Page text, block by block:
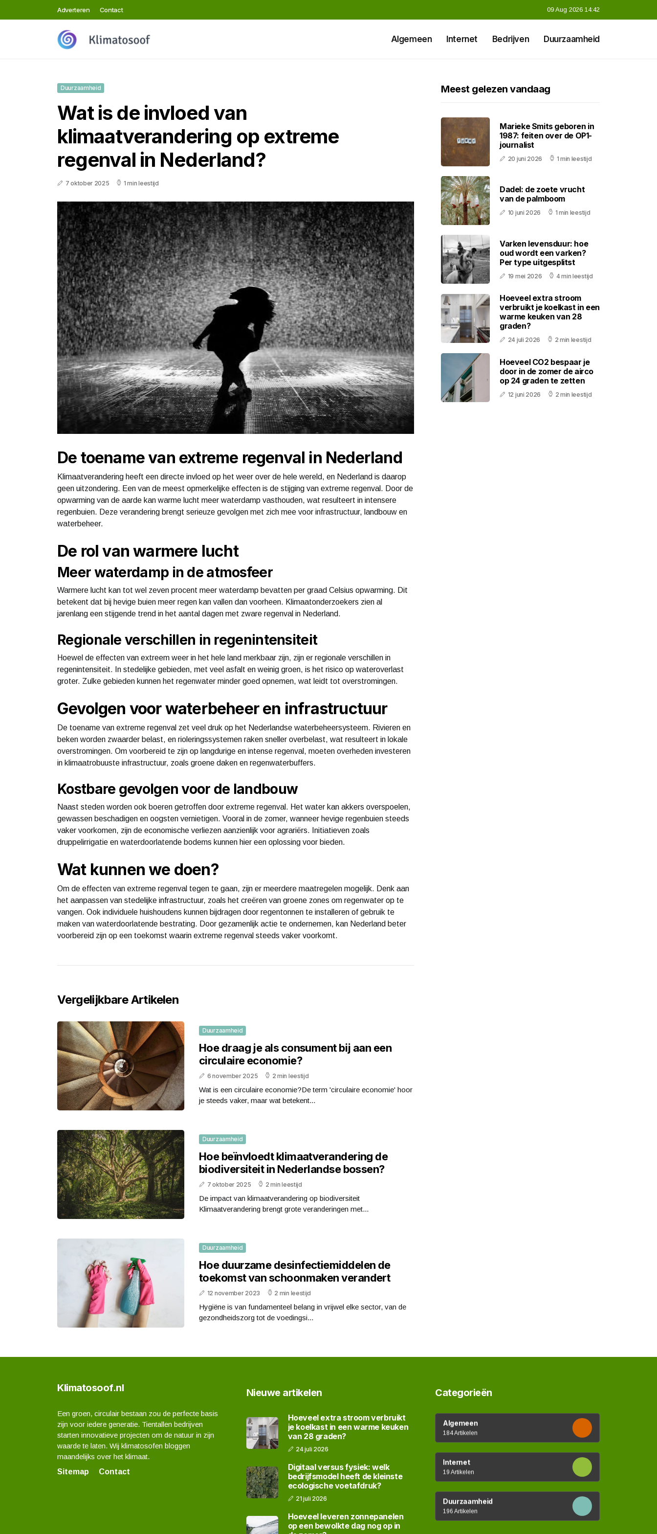
Adverteren Contact 09 Aug 2026 14:42
Algemeen Internet Bedrijven Duurzaamheid
Duurzaamheid
Wat is de invloed van
klimaatverandering op extreme
regenval in Nederland?
7 oktober 2025 1 min leestijd
De toename van extreme regenval in Nederland
Klimaatverandering heeft een directe invloed op het weer over de hele wereld, en Nederland is daarop
geen uitzondering. Een van de meest opmerkelijke effecten is de stijging van extreme regenval. Door de
opwarming van de aarde kan warme lucht meer waterdamp vasthouden, wat resulteert in intensere
regenbuien. Deze verandering brengt serieuze gevolgen met zich mee voor infrastructuur, landbouw en
waterbeheer.
De rol van warmere lucht
Meer waterdamp in de atmosfeer
Warmere lucht kan tot wel zeven procent meer waterdamp bevatten per graad Celsius opwarming. Dit
betekent dat bij hevige buien meer regen kan vallen dan voorheen. Klimaatonderzoekers zien al
jarenlang een stijgende trend in het aantal dagen met zware regenval in Nederland.
Regionale verschillen in regenintensiteit
Hoewel de effecten van extreem weer in het hele land merkbaar zijn, zijn er regionale verschillen in
regenintensiteit. In stedelijke gebieden, met veel asfalt en weinig groen, is het risico op wateroverlast
groter. Zulke gebieden kunnen het regenwater minder goed opnemen, wat leidt tot overstromingen.
Gevolgen voor waterbeheer en infrastructuur
De toename van extreme regenval zet veel druk op het Nederlandse waterbeheersysteem. Rivieren en
beken worden zwaarder belast, en rioleringssystemen raken sneller overbelast, wat resulteert in lokale
overstromingen. Om voorbereid te zijn op langdurige en intense regenval, moeten overheden investeren
in klimaatrobuuste infrastructuur, zoals groene daken en regenwaterbuffers.
Kostbare gevolgen voor de landbouw
Naast steden worden ook boeren getroffen door extreme regenval. Het water kan akkers overspoelen,
gewassen beschadigen en oogsten vernietigen. Vooral in de zomer, wanneer hevige regenbuien steeds
vaker voorkomen, zijn de economische verliezen aanzienlijk voor agrariërs. Initiatieven zoals
druppelirrigatie en waterdoorlatende bodems kunnen hier een oplossing voor bieden.
Wat kunnen we doen?
Om de effecten van extreme regenval tegen te gaan, zijn er meerdere maatregelen mogelijk. Denk aan
het aanpassen van stedelijke infrastructuur, zoals het creëren van groene zones om regenwater op te
vangen. Ook individuele huishoudens kunnen bijdragen door regentonnen te installeren of gebruik te
maken van waterdoorlatende bestrating. Door gezamenlijk actie te ondernemen, kan Nederland beter
voorbereid zijn op een toekomst waarin extreme regenval steeds vaker voorkomt.
Vergelijkbare Artikelen
Duurzaamheid
Hoe draag je als consument bij aan een
circulaire economie?
6 november 2025 2 min leestijd
Wat is een circulaire economie?De term 'circulaire economie' hoor
je steeds vaker, maar wat betekent...
Duurzaamheid
Hoe beïnvloedt klimaatverandering de
biodiversiteit in Nederlandse bossen?
7 oktober 2025 2 min leestijd
De impact van klimaatverandering op biodiversiteit
Klimaatverandering brengt grote veranderingen met...
Duurzaamheid
Hoe duurzame desinfectiemiddelen de
toekomst van schoonmaken verandert
12 november 2023 2 min leestijd
Hygiëne is van fundamenteel belang in vrijwel elke sector, van de
gezondheidszorg tot de voedingsi...
Meest gelezen vandaag
Marieke Smits geboren in
1987: feiten over de OP1-
journalist
20 juni 2026 1 min leestijd
Dadel: de zoete vrucht
van de palmboom
10 juni 2026 1 min leestijd
Varken levensduur: hoe
oud wordt een varken?
Per type uitgesplitst
19 mei 2026 4 min leestijd
Hoeveel extra stroom
verbruikt je koelkast in een
warme keuken van 28
graden?
24 juli 2026 2 min leestijd
Hoeveel CO2 bespaar je
door in de zomer de airco
op 24 graden te zetten
12 juni 2026 2 min leestijd
Klimatosoof.nl
Een groen, circulair bestaan zou de perfecte basis
zijn voor iedere generatie. Tientallen bedrijven
starten innovatieve projecten om de natuur in zijn
waarde te laten. Wij klimatosofen bloggen
maandelijks over het klimaat.
Sitemap
Contact
Nieuwe artikelen
Hoeveel extra stroom verbruikt
je koelkast in een warme keuken
van 28 graden?
24 juli 2026
Digitaal versus fysiek: welk
bedrijfsmodel heeft de kleinste
ecologische voetafdruk?
21 juli 2026
Hoeveel leveren zonnepanelen
op een bewolkte dag nog op in
Categorieën
Algemeen
184 Artikelen
Internet
19 Artikelen
Duurzaamheid
196 Artikelen